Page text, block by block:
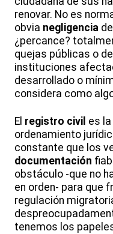
renovar. No es
obvia negligencia
¿percance?
quejas públicas o
instituciones
desarrollado o
considera como
El registro civil es
ordenamiento
constante que los
documentación
obstáculo -que no
en orden- para que
regulación
tenemos los